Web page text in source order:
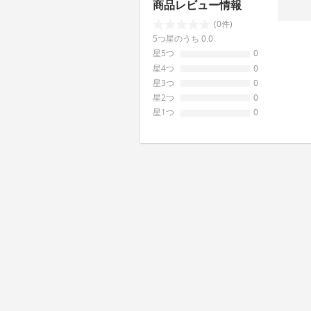
商品レビュー情報
(0件)
5つ星のうち 0.0
星5つ
0
星4つ
0
星3つ
0
星2つ
0
星1つ
0